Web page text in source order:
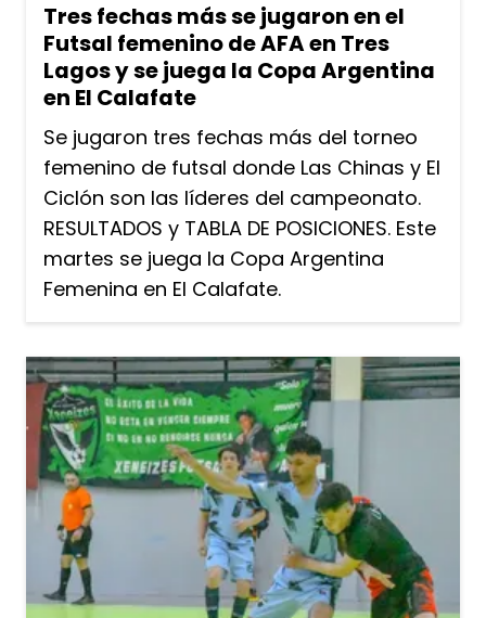
Tres fechas más se jugaron en el
Futsal femenino de AFA en Tres
Lagos y se juega la Copa Argentina
en El Calafate
Se jugaron tres fechas más del torneo
femenino de futsal donde Las Chinas y El
Ciclón son las líderes del campeonato.
RESULTADOS y TABLA DE POSICIONES. Este
martes se juega la Copa Argentina
Femenina en El Calafate.